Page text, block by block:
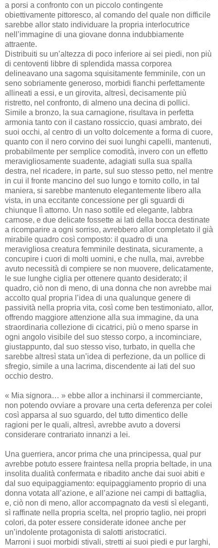
a porsi a confronto con un piccolo contingente
obiettivamente pittoresco, al comando del quale non difficile
sarebbe allor stato individuare la propria interlocutrice
nell’immagine di una giovane donna indubbiamente
attraente.
Distribuiti su un’altezza di poco inferiore ai sei piedi, non più
di centoventi libbre di splendida massa corporea
delineavano una sagoma squisitamente femminile, con un
seno sobriamente generoso, morbidi fianchi perfettamente
allineati a essi, e un girovita, altresì, decisamente più
ristretto, nel confronto, di almeno una decina di pollici.
Simile a bronzo, la sua carnagione, risultava in perfetta
armonia tanto con il castano rossiccio, quasi ambrato, dei
suoi occhi, al centro di un volto dolcemente a forma di cuore,
quanto con il nero corvino dei suoi lunghi capelli, mantenuti,
probabilmente per semplice comodità, invero con un effetto
meravigliosamente suadente, adagiati sulla sua spalla
destra, nel ricadere, in parte, sul suo stesso petto, nel mentre
in cui il fronte mancino del suo lungo e tornito collo, in tal
maniera, si sarebbe mantenuto elegantemente libero alla
vista, in una eccitante concessione per gli sguardi di
chiunque lì attorno. Un naso sottile ed elegante, labbra
carnose, e due delicate fossette ai lati della bocca destinate
a ricomparire a ogni sorriso, avrebbero allor completato il già
mirabile quadro così composto: il quadro di una
meravigliosa creatura femminile destinata, sicuramente, a
concupire i cuori di molti uomini, e che nulla, mai, avrebbe
avuto necessità di compiere se non muovere, delicatamente,
le sue lunghe ciglia per ottenere quanto desiderato; il
quadro, ciò non di meno, di una donna che non avrebbe mai
accolto qual propria l’idea di una qualunque genere di
passività nella propria vita, così come ben testimoniato, allor,
offrendo maggiore attenzione alla sua immagine, da una
straordinaria collezione di cicatrici, più o meno sparse in
ogni angolo visibile del suo stesso corpo, a incominciare,
giustappunto, dal suo stesso viso, turbato, in quella che
sarebbe altresì stata un’idea di perfezione, da un pollice di
sfregio, simile a una lacrima, discendente ai lati del suo
occhio destro.
« Mia signora… » ebbe allor a inchinarsi il commerciante,
non potendo ovviare a provare una certa deferenza per colei
così apparsa al suo sguardo, del tutto dimentico delle
ragioni per le quali, altresì, avrebbe avuto a doversi
considerare contrariato innanzi a lei.
Una guerriera, ancor prima che una principessa, qual pur
avrebbe potuto essere fraintesa nella propria beltade, in una
insolita dualità confermata e ribadito anche dai suoi abiti e
dal suo equipaggiamento: equipaggiamento proprio di una
donna votata all’azione, e all’azione nei campi di battaglia,
e, ciò non di meno, allor accompagnato da vesti sì eleganti,
sì raffinate nella propria scelta, nel proprio taglio, nei propri
colori, da poter essere considerate idonee anche per
un’indolente protagonista di salotti aristocratici.
Marroni i suoi morbidi stivali, stretti ai suoi piedi e pur larghi,